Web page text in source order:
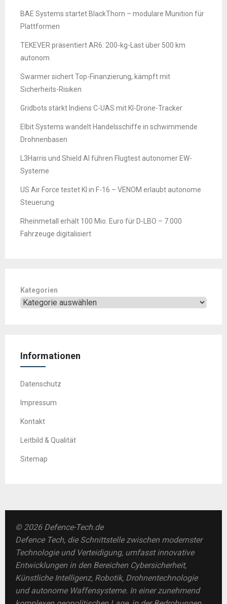
BAE Systems startet BlackThorn – modulare Munition für
Plattformen
TEKEVER präsentiert AR6: 200-kg-Last über 500 km
autonom
Swarmer sichert Top-Finanzierung, kämpft mit
Sicherheits-Risiken
Gridbots stärkt Indiens C-UAS mit KI-Drone-Tracker
Elbit Systems wandelt Handelsschiffe in schwimmende
Drohnenbasen
L3Harris und Shield AI führen Flugtest autonomer EW-
Systeme
US Air Force testet KI in F-16 – VENOM erlaubt autonome
Steuerung
Rheinmetall erhält 100 Mio. Euro für D-LBO – 7.000
Fahrzeuge digitalisiert
Kategorien
Informationen
Datenschutz
Impressum
Kontakt
Leitbild & Qualität
Sitemap
© 2026 Defence-Tech.de
Defence Tech, die Schnittstelle zwischen modernster
Technologie und Verteidigung, umfasst innovative
Entwicklungen in den Bereichen Cybersicherheit,
Künstliche Intelligenz, Robotik, Drohnentechnologie
und autonome Waffensysteme. In einer zunehmend